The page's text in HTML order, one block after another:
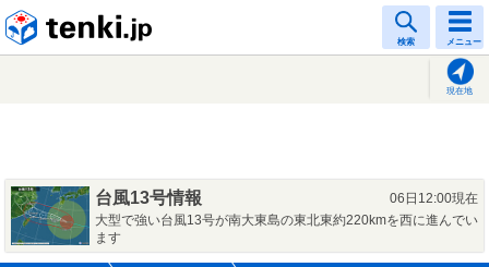
検索 メニュー
現在地
台風13号情報
06日12:00現在
大型で強い台風13号が南大東島の東北東約220kmを西に進んでい
ます